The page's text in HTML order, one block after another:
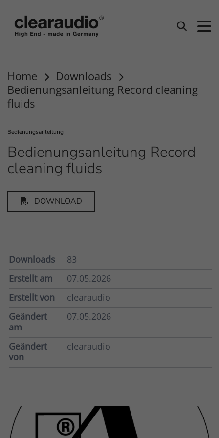
Suchen
Home
Downloads
Bedienungsanleitung Record cleaning
fluids
Bedienungsanleitung
Bedienungsanleitung Record
cleaning fluids
DOWNLOAD
Downloads
83
Erstellt am
07.05.2026
Erstellt von
clearaudio
Geändert
am
07.05.2026
Geändert
von
clearaudio